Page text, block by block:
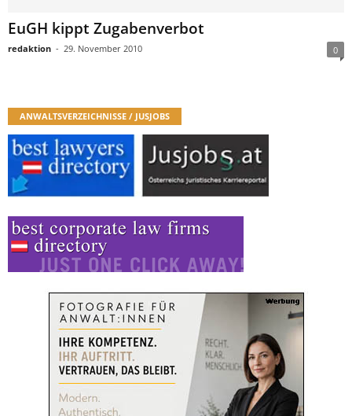
EuGH kippt Zugabenverbot
redaktion - 29. November 2010 0
ANWALTSVERZEICHNISSE / JUSJOBS